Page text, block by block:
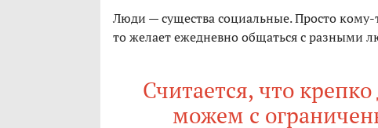
Люди — существа социальные. Просто кому-
то желает ежедневно общаться с разными
Считается, что
можем с